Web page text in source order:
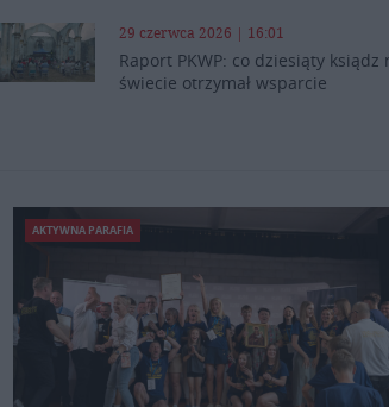
29 czerwca 2026 | 16:01
Raport PKWP: co dziesiąty ksiądz
świecie otrzymał wsparcie
AKTYWNA PARAFIA